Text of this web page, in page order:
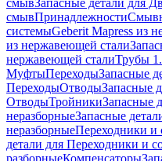
смывЗапасные детали для
смывПринадлежности
системыGeberit Mapress из
из нержавеющей стали
нержавеющей сталиТрубы
МуфтыПереходыЗапасные
ПереходыОтводыЗапасные
ОтводыТройникиЗапасные
неразборныеЗапасные
неразборныеПереходники и
детали для Переходники и
разборныеКомпенсаторы